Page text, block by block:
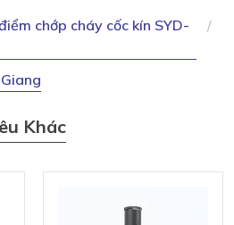
chớp cháy cốc kín SYD-
Khác